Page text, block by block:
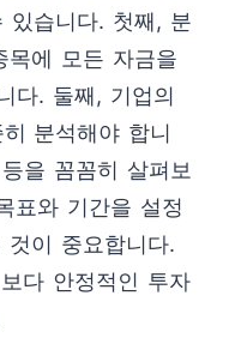
있습니다. 첫째, 분
목에 모든 자금을
다. 둘째, 기업의
분석해야 합니
을 꼼꼼히 살펴보
표와 기간을 설정
이 중요합니다.
다 안정적인 투자